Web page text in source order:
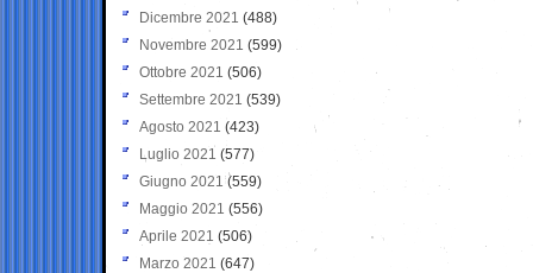
Dicembre 2021 (488)
Novembre 2021 (599)
Ottobre 2021 (506)
Settembre 2021 (539)
Agosto 2021 (423)
Luglio 2021 (577)
Giugno 2021(559)
Maggio 2021 (556)
Aprile 2021 (506)
Marzo 2021 (647)